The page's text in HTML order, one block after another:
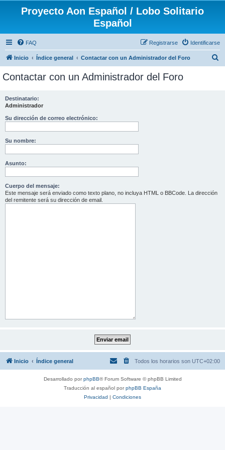
Proyecto Aon Español / Lobo Solitario
Español
FAQ Identificarse
Registrarse
Inicio Índice general Contactar con un Administrador del Foro
Contactar con un Administrador del Foro
Destinatario:
Administrador
Su dirección de correo electrónico:
Su nombre:
Asunto:
Cuerpo del mensaje:
Este mensaje será enviado como texto plano, no incluya HTML o BBCode. La dirección
del remitente será su dirección de email.
Inicio Índice general Todos los horarios son UTC+02:00
Desarrollado porphpBB® Forum Software © phpBB Limited
Traducción al español porphpBB España
Privacidad | Condiciones